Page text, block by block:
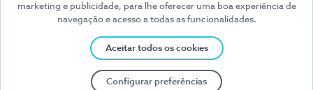
marketing e publicidade, para lhe oferecer uma boa experiência de
navegação e acesso a todas as funcionalidades.
Aceitar todos os cookies
Configurar preferências